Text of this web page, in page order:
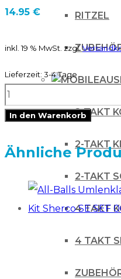
RITZEL
2-TAKT
2-TAKT
2-TAKT
4 TAKT
4 TAKT
14.95 €
inkl. 19 % MwSt. zzgl.
Lieferzeit: 3-4 Tage
ZAP
Kupplungsarmatur
CR
04-
In den Warenkorb
Ähnliche